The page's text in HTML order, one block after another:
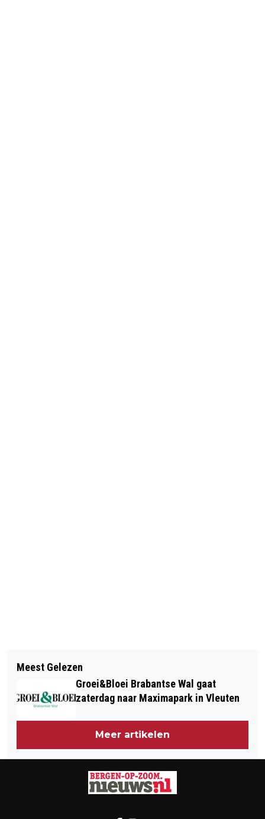
BEDRIJVEN EN ORGANISATIES
KUNNEN WEER AANMELDEN VOOR
KIJK BINNEN BIJ BEDRIJVEN
POLITIEACHTERVOLGING EINDIGT
MET CRASH TEGEN HUIS
PLANTAANSTRAAT
Meest Gelezen
Groei&Bloei Brabantse Wal gaat
zaterdag naar Maximapark in Vleuten
Meer artikelen